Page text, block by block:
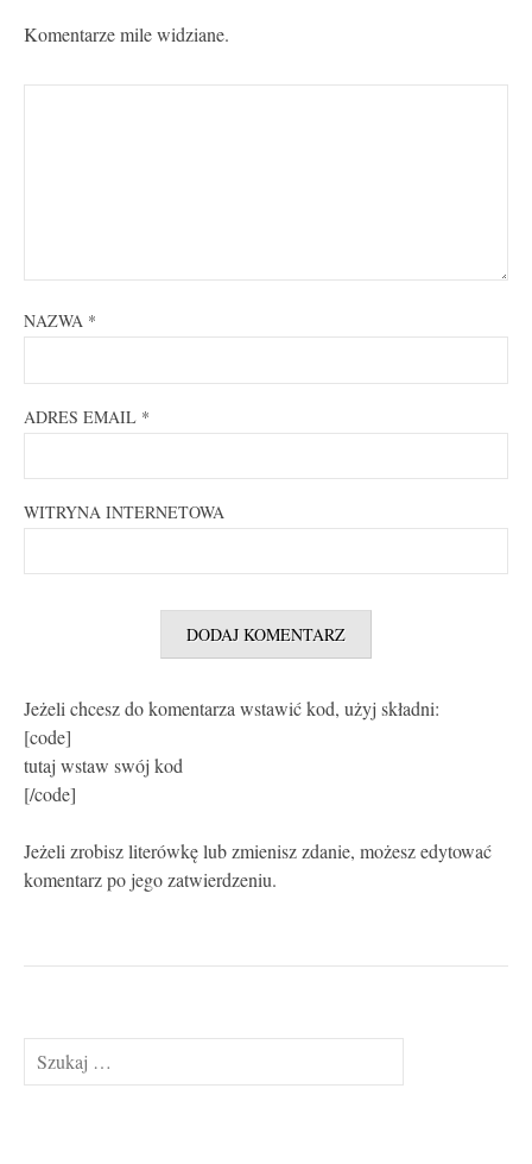
Komentarze mile widziane.
NAZWA *
ADRES EMAIL *
WITRYNA INTERNETOWA
Jeżeli chcesz do komentarza wstawić kod, użyj składni:
[code]
tutaj wstaw swój kod
[/code]
Jeżeli zrobisz literówkę lub zmienisz zdanie, możesz edytować
komentarz po jego zatwierdzeniu.
Szukaj: